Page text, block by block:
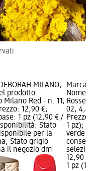
MILANO;
prodotto:
Milano Red - n. 11,
12,90 €;
1 pz (12,90 € /
Stato
per la
Stato grigio
il negozio dm
Marca:
Nome
02, 4,4
Prezzo
1 pz);
verde
12,90 €
1 pz